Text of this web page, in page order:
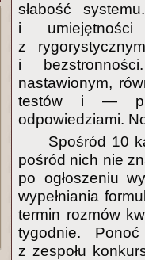
słabość
i umiejętności
z
i
nastawionym,
testów i —
odpowiedziami.
Spośród 10
pośród nich nie
po ogłoszeniu
wypełniania
termin rozmów
tygodnie.
z zespołu